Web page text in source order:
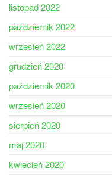
listopad 2022
październik 2022
wrzesień 2022
grudzień 2020
październik 2020
wrzesień 2020
sierpień 2020
maj 2020
kwiecień 2020